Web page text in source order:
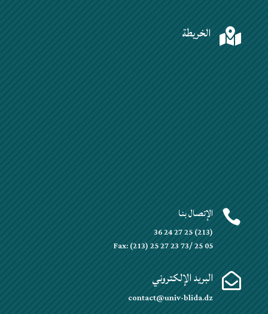
 الخريطة
 الإتصال بنا
(213) 25 27 24 36
Fax: (213) 25 27 23 73/ 25 05
 البريد الإلكتروني
contact@univ-blida.dz